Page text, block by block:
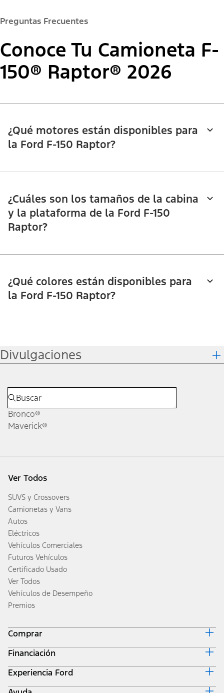
Preguntas Frecuentes
Conoce Tu Camioneta F-
150® Raptor® 2026
¿Qué motores están disponibles para
la Ford F-150 Raptor?
¿Cuáles son los tamaños de la cabina
y la plataforma de la Ford F-150
Raptor?
¿Qué colores están disponibles para
la Ford F-150 Raptor?
Divulgaciones
Bronco®
Maverick®
Ver Todos
SUVS y Crossovers
Camionetas y Vans
Autos
Eléctricos
Vehículos Comerciales
Futuros Vehículos
Certificado Usado
Ver Todos
Vehículos de Desempeño
Premios
Comprar
Diseña y Cotiza
Inventario
Obtener una Cotización
Valor de Intercambio
Financiación
Inicio de Ford Credit
Por Qué Ford Credit
Experiencia Ford